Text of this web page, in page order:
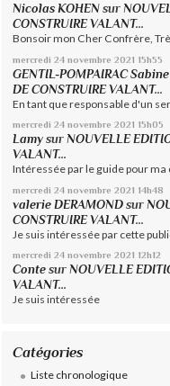
Nicolas KOHEN sur
CONSTRUIRE VALANT...
Bonsoir mon Cher Confrère,
mercredi 24 novembre 2021 15h55
GENTIL-POMPAIRAC Sabine
DE CONSTRUIRE VALANT...
En tant que responsable d'un
mercredi 24 novembre 2021 15h05
Lamy surNOUVELLE
VALANT...
Intéressée par le guide pour
mercredi 24 novembre 2021 14h48
valerie DERAMOND sur
CONSTRUIRE VALANT...
Je suis intéressée par cette
mercredi 24 novembre 2021 12h12
Conte surNOUVELLE
VALANT...
Je suis intéressée
Catégories
Liste chronologique